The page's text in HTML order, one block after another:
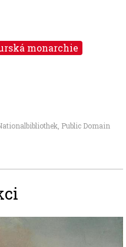
monarchie
Public Domain